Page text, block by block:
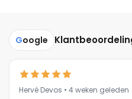
Deze
optie
kan
gekozen
worden
Google
Hervé Devos • 4 weken geleden